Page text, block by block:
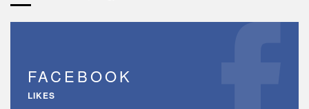
FACEBOOK
LIKES